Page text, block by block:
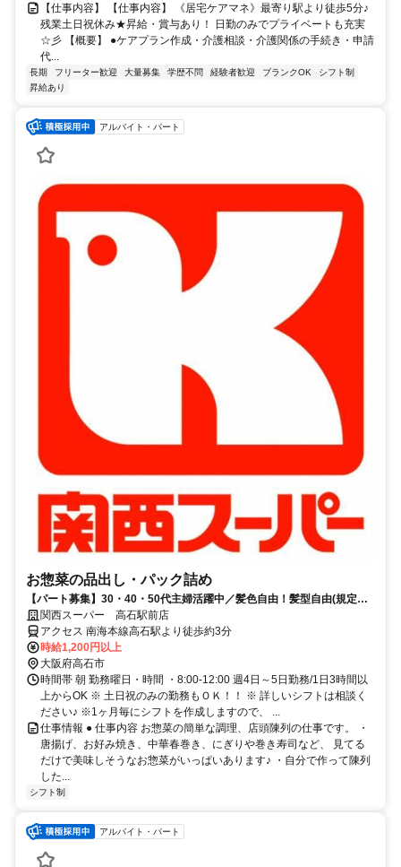
【仕事内容】 【仕事内容】 《居宅ケアマネ》最寄り駅より徒歩5分♪
残業土日祝休み★昇給・賞与あり！ 日勤のみでプライベートも充実
☆彡 【概要】 ●ケアプラン作成・介護相談・介護関係の手続き・申請
代...
長期 フリーター歓迎 大量募集 学歴不問 経験者歓迎 ブランクOK
シフト制
昇給あり
アルバイト・パート
お惣菜の品出し・パック詰め
【パート募集】30・40・50代主婦活躍中／髪色自由！髪型自由(規定
有)、嬉しいお買い物特典あり♪
関西スーパー 高石駅前店
アクセス 南海本線高石駅より徒歩約3分
時給1,200円以上
大阪府高石市
時間帯 朝 勤務曜日・時間 ・8:00-12:00 週4日～5日勤務/1日3時間以
上からOK ※ 土日祝のみの勤務もＯＫ！！ ※ 詳しいシフトは相談く
ださい♪ ※1ヶ月毎にシフトを作成しますので、 ...
仕事情報 ● 仕事内容 お惣菜の簡単な調理、店頭陳列の仕事です。 ・
唐揚げ、お好み焼き、中華春巻き、にぎりや巻き寿司など、 見てる
だけで美味しそうなお惣菜がいっぱいあります♪ ・自分で作って陳列
した...
シフト制
アルバイト・パート